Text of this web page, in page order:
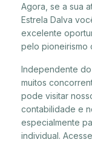
Agora, se a sua
Estrela Dalva
excelente
pelo pioneirismo
Independente
muitos
pode visitar
contabilidade e
especialmente
individual.